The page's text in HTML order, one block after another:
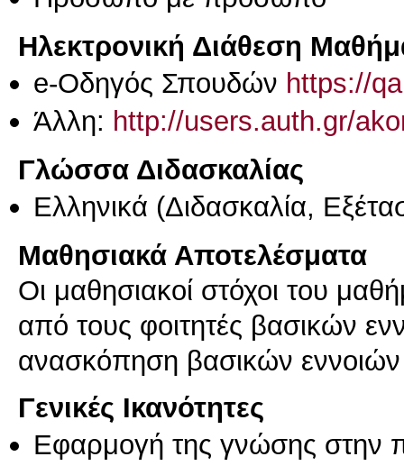
Ηλεκτρονική Διάθεση
e-Οδηγός Σπουδών https://
Άλλη: http://users.auth.gr/
Γλώσσα Διδασκαλίας
Ελληνικά (Διδασκαλία,
Μαθησιακά Αποτελέσματα
Οι μαθησιακοί στόχοι του
από τους φοιτητές βασικών
ανασκόπηση βασικών
Γενικές Ικανότητες
Εφαρμογή της γνώσης στην